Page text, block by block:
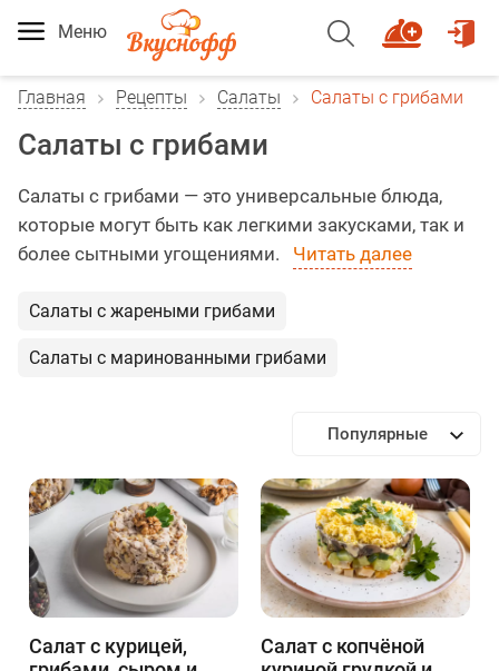
Меню
Главная Рецепты Салаты Салаты с грибами
Салаты с грибами
Салаты с грибами — это универсальные блюда,
которые могут быть как легкими закусками, так и
более сытными угощениями.
Читать далее
Салаты с жареными грибами
Салаты с маринованными грибами
Популярные
Салат с курицей,
Салат с копчёной